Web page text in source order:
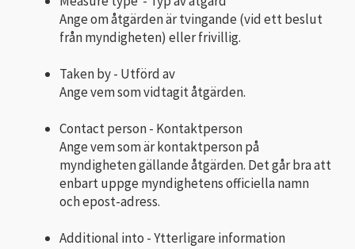
Ange om åtgärden är tvingande (vid ett beslut
från myndigheten) eller frivillig.
Taken by - Utförd av
Ange vem som vidtagit åtgärden.
Contact person - Kontaktperson
Ange vem som är kontaktperson på
myndigheten gällande åtgärden. Det går bra att
enbart uppge myndighetens officiella namn
och epost-adress.
Additional into - Ytterligare information